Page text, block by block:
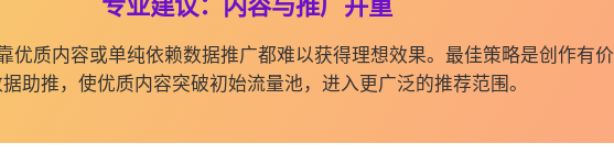
专业建议：内容与推广并重
优质内容或单纯依赖数据推广都难以获得理想效果。最佳策略是创作有
助推，使优质内容突破初始流量池，进入更广泛的推荐范围。